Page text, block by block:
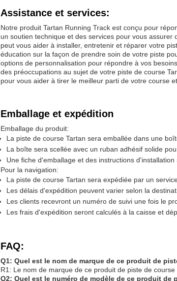
Assistance et services:
Notre produit Tartan Running Track est conçu pour
un soutien technique et des services pour vous
peut vous aider à installer, entretenir et réparer votre
éducation sur la façon de prendre soin de votre piste
options de personnalisation pour répondre à vos
des préoccupations au sujet de votre piste de course
pour vous aider à tirer le meilleur parti de votre course
Emballage et expédition
Emballage du produit:
La piste de course Tartan sera emballée dans une
La boîte sera scellée avec un ruban adhésif solide
Une fiche d'emballage et des instructions
Pour la navigation:
La piste de course Tartan sera expédiée par un
Les délais d'expédition peuvent varier selon la
Les clients recevront un numéro de suivi une fois le
Les frais d'expédition seront calculés à la caisse et
FAQ:
Q1: Quel est le nom de marque de ce produit de
R1: Le nom de marque de ce produit de piste de course
Q2: Quel est le numéro de modèle de ce produit de